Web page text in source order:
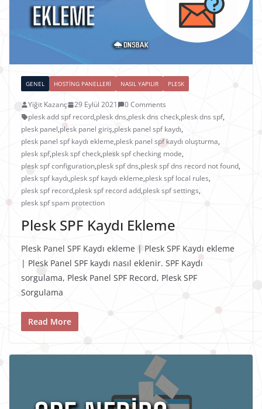
GENEL HOSTING PANELLERI NASIL YAPILIR PLESK
Yiğit Kazanç 29 Eylül 2021
0 Comments
plesk add spf record,plesk dns,plesk dns check,plesk dns spf,
plesk panel,plesk panel giriş,plesk panel spf kaydı,
plesk panel spf kaydı ekleme,plesk panel spf kaydı oluşturma,
plesk spf,plesk spf check,plesk spf checking mode,
plesk spf configuration,plesk spf dns,plesk spf dns record not found,
plesk spf kaydı,plesk spf kaydı ekleme,plesk spf local rules,
plesk spf record,plesk spf record add,plesk spf settings,
plesk spf spam protection
Plesk SPF Kaydı Ekleme
Plesk Panel SPF Kaydı ekleme | Plesk SPF Kaydı ekleme
| Plesk Panel SPF kaydı nasıl eklenir. SPF Kaydı
sorgulama, Plesk Panel SPF Record, Plesk SPF
Sorgulama
Read More